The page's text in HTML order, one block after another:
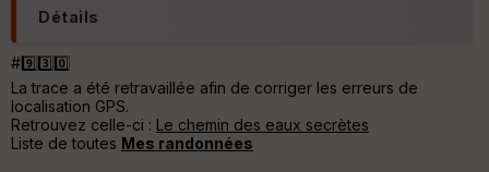
Détails
#9️⃣3️⃣0️⃣
La trace a été retravaillée afin de corriger les erreurs de
localisation GPS.
Retrouvez celle-ci : Le chemin des eaux secrètes
Liste de toutes Mes randonnées